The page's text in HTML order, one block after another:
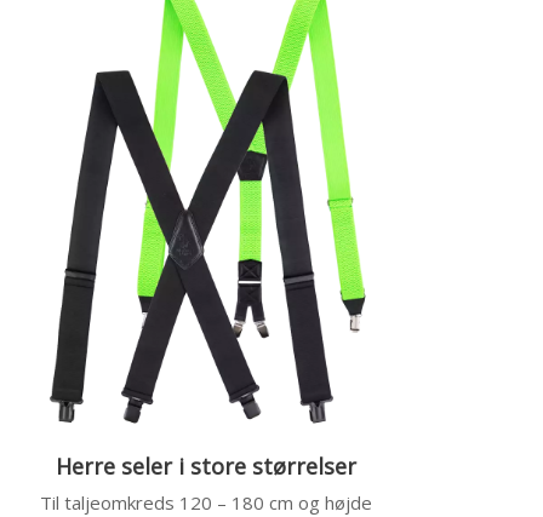
Herre seler i store størrelser
Til taljeomkreds 120 – 180 cm og højde